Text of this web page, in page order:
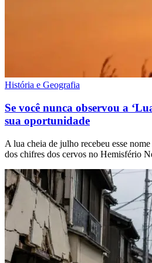
História e Geografia
Se você nunca observou a
sua oportunidade
A lua cheia de julho recebeu esse
dos chifres dos cervos no Hemisfério